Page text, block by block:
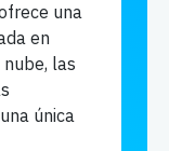
una
en
las
única